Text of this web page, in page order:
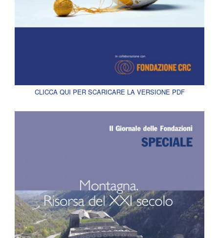
CLICCA QUI PER SCARICARE LA VERSIONE PDF